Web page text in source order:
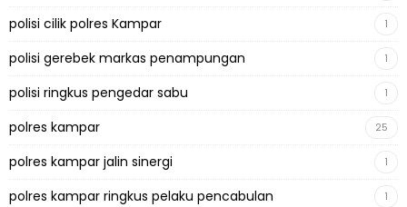
polisi cilik polres Kampar 1
polisi gerebek markas penampungan 1
polisi ringkus pengedar sabu 1
polres kampar 25
polres kampar jalin sinergi 1
polres kampar ringkus pelaku pencabulan 1